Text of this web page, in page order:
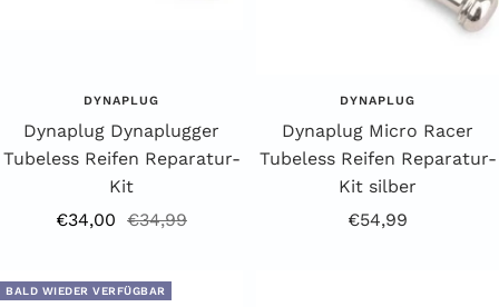
DYNAPLUG
Dynaplug Dynaplugger
Tubeless Reifen Reparatur-
Kit
Angebotspreis
€34,00 Regulärer
€34,99
DYNAPLUG
Dynaplug Micro Racer
Tubeless Reifen Reparatur-
Kit silber
Angebotspreis
€54,99
BALD WIEDER VERFÜGBAR